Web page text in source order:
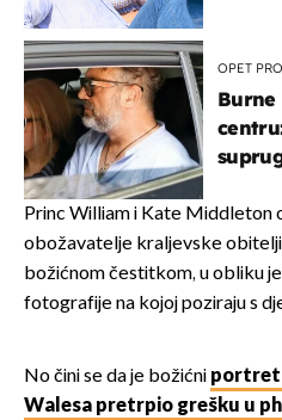
OPET
Burne
Princ William i Kate Middleton
obožavatelje kraljevske
božićnom čestitkom, u obliku
fotografije na kojoj poziraju s
No čini se da je božićni portret
Walesa pretrpio grešku u